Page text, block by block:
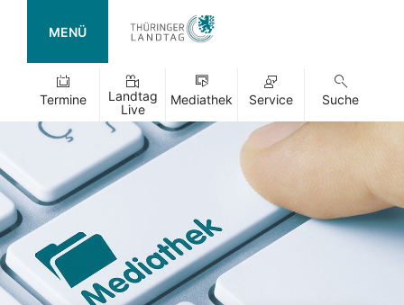
MENÜ
Termine
Landtag
Live
Mediathek Service Suche